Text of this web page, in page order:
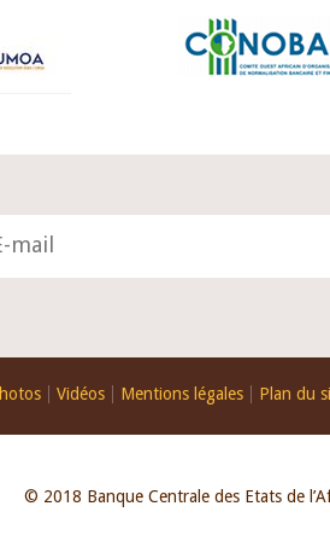
Vidéos Mentions légales Plan du
© 2018 Banque Centrale des Etats de